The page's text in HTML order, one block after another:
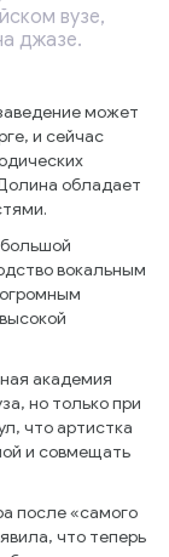
вузе,
джазе.
может
и сейчас
обладает
вокальным
академия
но только при
что артистка
и совмещать
после «самого
что теперь